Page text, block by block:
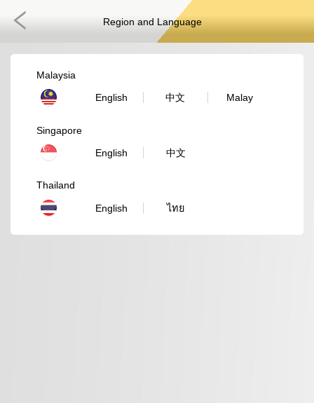
Region and Language
Malaysia
English 中文 Malay
Singapore
English 中文
Thailand
English ไทย